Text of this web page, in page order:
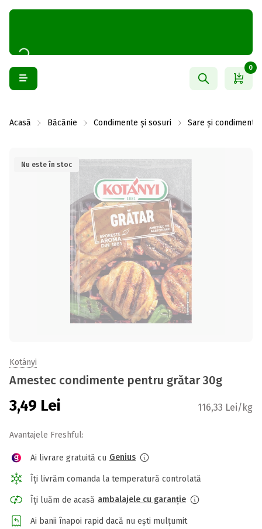
0
Acasă Băcănie Condimente și sosuri Sare și condimente
Nu este în stoc
Kotányi
Amestec condimente pentru grătar 30g
3,49 Lei 116,33 Lei/kg
Avantajele Freshful:
Ai livrare gratuită cu Genius
Îți livrăm comanda la temperatură controlată
Îți luăm de acasă ambalajele cu garanție
Ai banii înapoi rapid dacă nu ești mulțumit